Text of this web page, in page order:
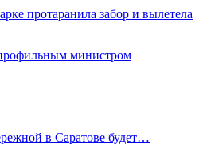
протаранила забор и вылетела
министром
в Саратове будет…